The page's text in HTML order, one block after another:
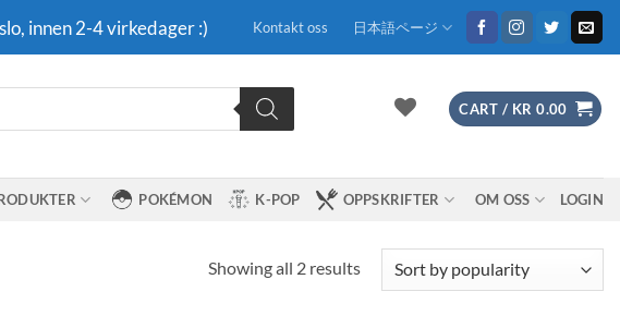
innen 2-4 virkedager :) Kontakt oss 日本語ページ
CART / KR 0.00
POKÉMON K-POP OPPSKRIFTER OM OSS LOGIN
Showing all 2 resultsSorted